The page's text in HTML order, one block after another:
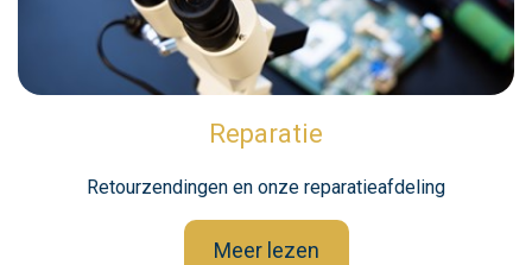
Reparatie
Retourzendingen en onze reparatieafdeling
Meer lezen